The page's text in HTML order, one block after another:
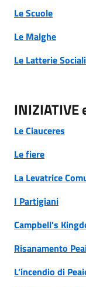
Le Scuole
Le Malghe
Le Latterie Sociali
INIZIATIVE
Le Ciauceres
Le fiere
La Levatrice
I Partigiani
Campbell's
Risanamento
L’incendio di